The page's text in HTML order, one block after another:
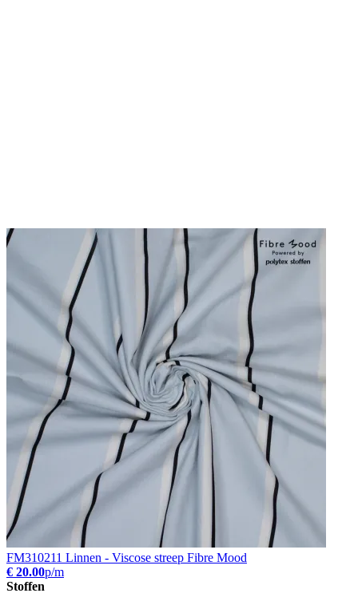
FM310211 Linnen - Viscose streep Fibre Mood
€ 20.00p/m
Stoffen